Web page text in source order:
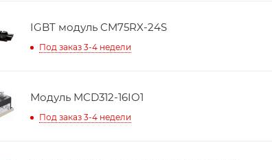
IGBT модуль CM75RX-24S
Под заказ 3-4 недели
Модуль MCD312-16IO1
Под заказ 3-4 недели